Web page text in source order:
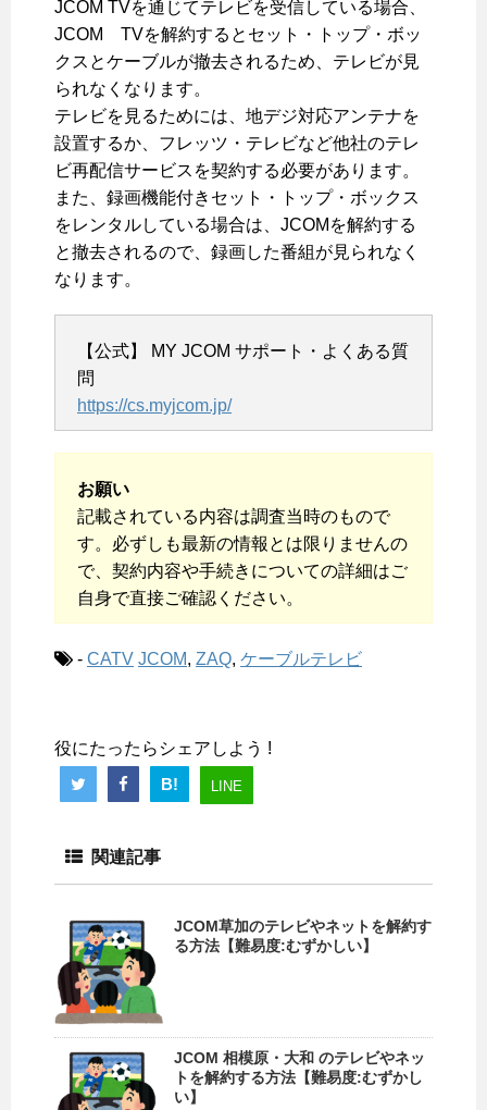
JCOM TVを通じてテレビを受信している場合、
JCOM TVを解約するとセット・トップ・ボッ
クスとケーブルが撤去されるため、テレビが見
られなくなります。
テレビを見るためには、地デジ対応アンテナを
設置するか、フレッツ・テレビなど他社のテレ
ビ再配信サービスを契約する必要があります。
また、録画機能付きセット・トップ・ボックス
をレンタルしている場合は、JCOMを解約する
と撤去されるので、録画した番組が見られなく
なります。
【公式】 MY JCOM サポート・よくある質
問
https://cs.myjcom.jp/
お願い
記載されている内容は調査当時のもので
す。必ずしも最新の情報とは限りませんの
で、契約内容や手続きについての詳細はご
自身で直接ご確認ください。
- CATV JCOM, ZAQ, ケーブルテレビ
役にたったらシェアしよう !
B!
LINE
関連記事
JCOM草加のテレビやネットを解約す
る方法【難易度:むずかしい】
JCOM 相模原・大和 のテレビやネッ
トを解約する方法【難易度:むずかし
い】